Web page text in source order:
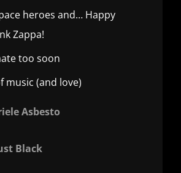
heroes and… Happy
Zappa!
too soon
music (and love)
Asbesto
Black